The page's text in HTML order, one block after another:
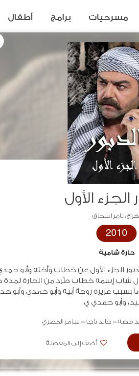
الجزء الأول
:تامر اسحاق
2010
حارة شامية
الجزء الأول عن خطاب وأخته وأبو
حول شاب إسمه خطاب طُرد من الحارة
عزيزة زوجة أبيه وأبو حمدي وأبو
وأبو حمدي ي
فضة خالد تاجا سامر المصري
أضف إلى المفضلة
مسرحيات برامج أطفال